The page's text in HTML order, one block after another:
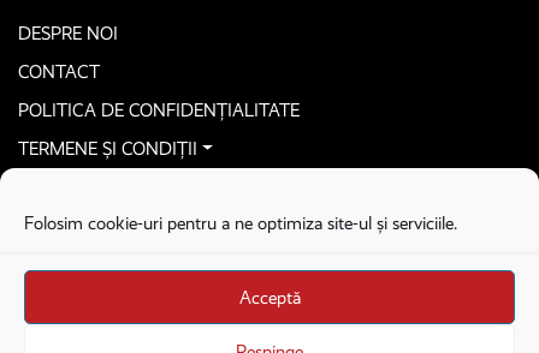
Folosim cookie-uri pentru a ne optimiza site-ul și serviciile.
Acceptă
DESPRE NOI
CONTACT
POLITICA DE CONFIDENȚIALITATE
TERMENE ȘI CONDIȚII
Stega creative
Brandul Recorder e operat de Asociația Recorder Community, sub licența SC